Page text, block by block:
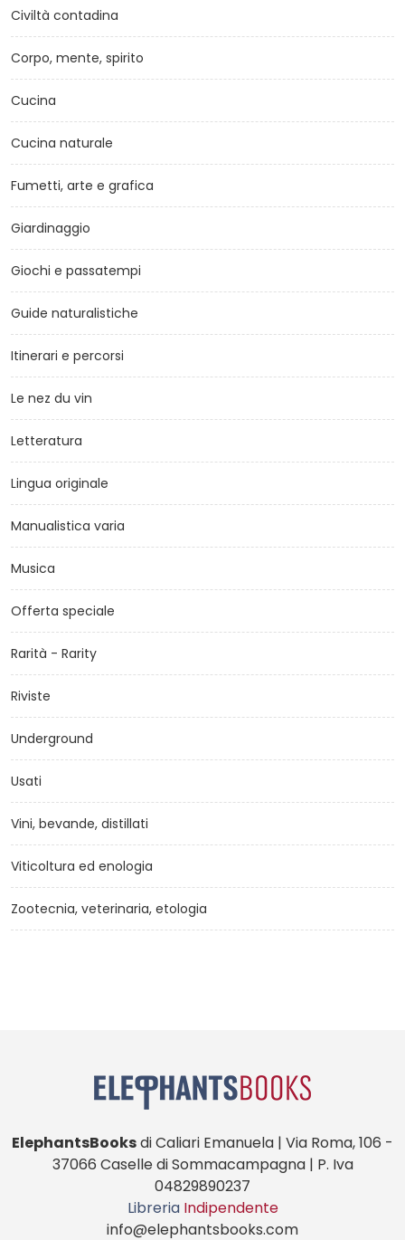
Civiltà contadina
Corpo, mente, spirito
Cucina
Cucina naturale
Fumetti, arte e grafica
Giardinaggio
Giochi e passatempi
Guide naturalistiche
Itinerari e percorsi
Le nez du vin
Letteratura
Lingua originale
Manualistica varia
Musica
Offerta speciale
Rarità - Rarity
Riviste
Underground
Usati
Vini, bevande, distillati
Viticoltura ed enologia
Zootecnia, veterinaria, etologia
ElephantsBooksdi Caliari Emanuela | Via Roma, 106 -
37066 Caselle di Sommacampagna | P. Iva
04829890237
Libreria Indipendente
info@elephantsbooks.com